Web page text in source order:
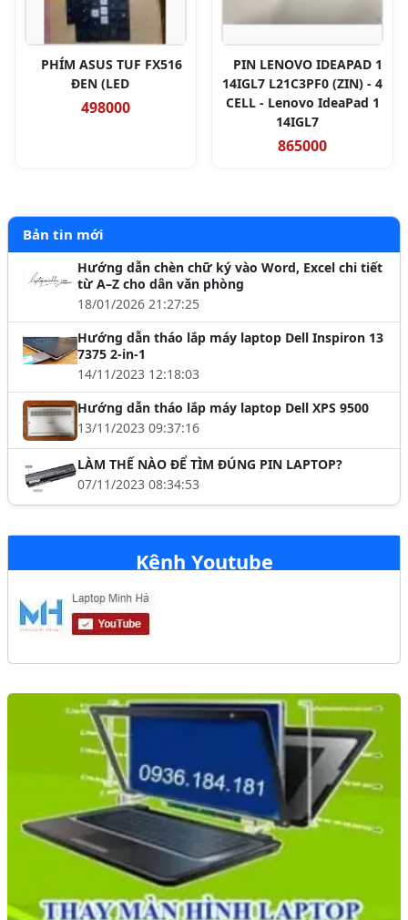
PHÍM ASUS TUF FX516
ĐEN (LED
498000
PIN LENOVO IDEAPAD 1
14IGL7 L21C3PF0 (ZIN) - 4
CELL - Lenovo IdeaPad 1
14IGL7
865000
Bản tin mới
Hướng dẫn chèn chữ ký vào Word, Excel chi tiết
từ A–Z cho dân văn phòng
18/01/2026 21:27:25
Hướng dẫn tháo lắp máy laptop Dell Inspiron 13
7375 2-in-1
14/11/2023 12:18:03
Hướng dẫn tháo lắp máy laptop Dell XPS 9500
13/11/2023 09:37:16
LÀM THẾ NÀO ĐỂ TÌM ĐÚNG PIN LAPTOP?
07/11/2023 08:34:53
Kênh Youtube